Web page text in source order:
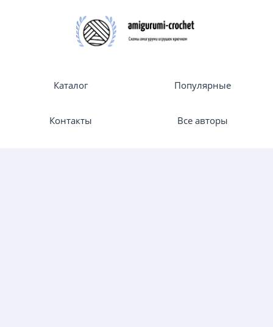
Каталог Популярные
Контакты Все авторы